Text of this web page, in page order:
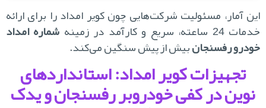
آمار، مسئولیت شرکت‌هایی چون کویر امداد را برای ارائه
سریع و کارآمد در زمینه شماره امداد
رفسنجانبیش از پیش سنگین می‌کند.
تجهیزات کویر امداد: استانداردهای
در کفی خودروبر رفسنجان و یدک